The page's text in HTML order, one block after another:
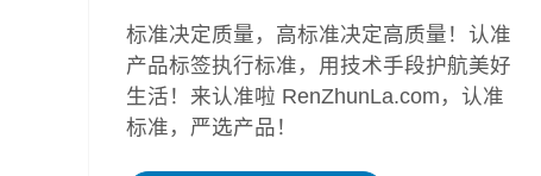
标准决定质量，高标准决定高质量！认准
产品标签执行标准，用技术手段护航美好
生活！来认准啦 RenZhunLa.com，认准
标准，严选产品！